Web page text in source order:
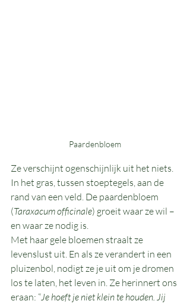
Paardenbloem
Ze verschijnt ogenschijnlijk uit het niets.
In het gras, tussen stoeptegels, aan de
rand van een veld. De paardenbloem
(Taraxacum officinale) groeit waar ze wil –
en waar ze nodig is.
Met haar gele bloemen straalt ze
levenslust uit. En als ze verandert in een
pluizenbol, nodigt ze je uit om je dromen
los te laten, het leven in. Ze herinnert ons
eraan: “Je hoeft je niet klein te houden. Jij